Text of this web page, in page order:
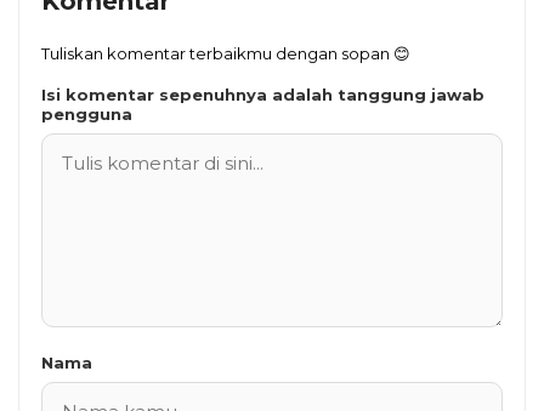
Tuliskan komentar terbaikmu dengan sopan 😊
Isi komentar sepenuhnya adalah tanggung jawab
pengguna
Nama